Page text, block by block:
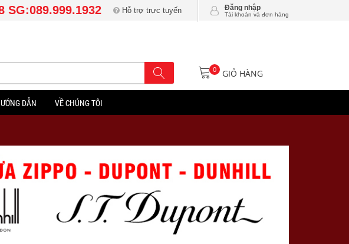
SG:089.999.1932 Hỗ trợ trực tuyến Đăng nhập
Tài khoản và đơn hàng
0 GIỎ HÀNG
DẪN VỀ CHÚNG TÔI